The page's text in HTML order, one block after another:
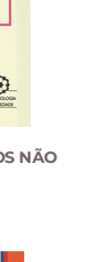
NÃO